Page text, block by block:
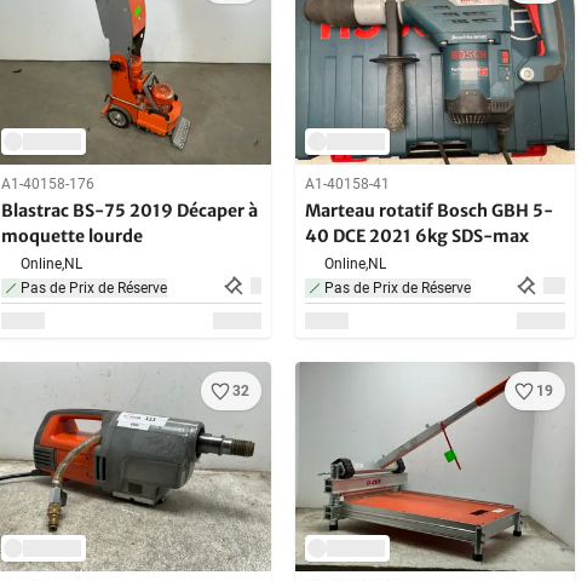
A1-40158-176
Blastrac BS-75 2019 Décaper à
moquette lourde
Online,NL
Pas de Prix de Réserve
A1-40158-41
Marteau rotatif Bosch GBH 5-
40 DCE 2021 6kg SDS-max
Online,NL
Pas de Prix de Réserve
32 19